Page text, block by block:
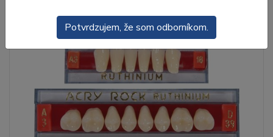
Potvrdzujem, že som odborníkom.